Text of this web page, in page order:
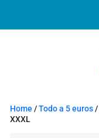
Home /Todo a 5 euros/
XXXL